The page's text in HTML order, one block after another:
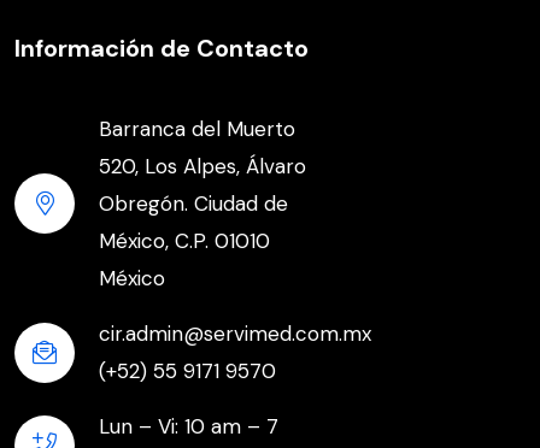
Información de Contacto
Barranca del Muerto
520, Los Alpes, Álvaro
Obregón. Ciudad de
México, C.P. 01010
México
cir.admin@servimed.com.mx
(+52) 55 9171 9570
Lun – Vi: 10 am – 7